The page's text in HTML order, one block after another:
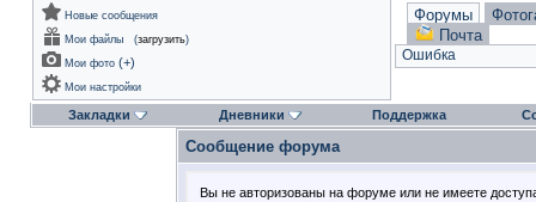
Новые сообщения
Мои файлы
(загрузить)
Мои фото (+)
Мои настройки
Форумы
Почта
Ошибка
Закладки Дневники Поддержка
Сообщение форума
Вы не авторизованы на форуме или не имеете